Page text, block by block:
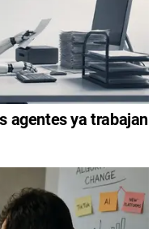
agentes ya trabajan